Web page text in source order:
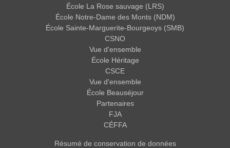
École La Rose sauvage (LRS)
École Notre-Dame des Monts (NDM)
École Sainte-Marguerite-Bourgeoys (SMB)
CSNO
Vue d'ensemble
École Héritage
CSCE
Vue d'ensemble
École Beauséjour
Partenaires
FJA
CÉFFA
Résumé de conservation de données